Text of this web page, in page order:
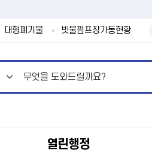
대형폐기물 빗물펌프장가동현황
열린행정